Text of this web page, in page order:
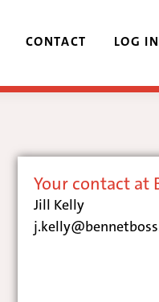
CONTACT LOG IN
Your contact at
Jill Kelly